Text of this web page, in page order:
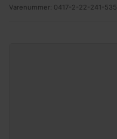
Varenummer: 0417-2-22-241-535